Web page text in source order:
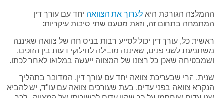
ההמלצה הגורפת היא לערוך את הצוואה יחד עם עורך דין
המתמחה בתחום זה, וזאת מטעם שתי סיבות עיקריות:
ראשית כל, עורך דין יכול לסייע רבות בניסוחה של צוואה שאיננה
משתמעת לשני פנים, שאיננה מובילה לחילוקי דעות בין הזוכים,
ושמבטיחה שאכן כל רצונו של המצווה ייעשה במלואו לאחר לכתו.
שנית, הרי שבעריכת צוואה יחד עם עורך דין, המדובר בתהליך
הנקרא צוואה בפני עדים. בעת שעורכים צוואה עם עו"ד, יש להביא